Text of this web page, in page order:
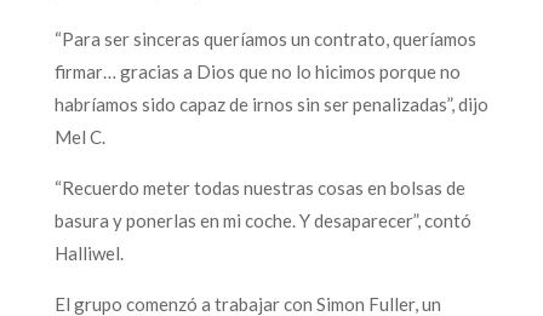
“Para ser sinceras queríamos un contrato, queríamos
firmar… gracias a Dios que no lo hicimos porque no
habríamos sido capaz de irnos sin ser penalizadas”, dijo
Mel C.
“Recuerdo meter todas nuestras cosas en bolsas de
basura y ponerlas en mi coche. Y desaparecer”, contó
Halliwel.
El grupo comenzó a trabajar con Simon Fuller, un